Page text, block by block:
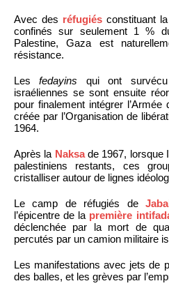
Avec des réfugiés constituant
confinés sur seulement 1 %
Palestine, Gaza est
résistance.
Lesfedayins qui ont survécu
israéliennes se sont ensuite
pour finalement intégrer
créée par l’Organisation de
1964.
Après la Naksade 1967, lorsque
palestiniens restants, ces
cristalliser autour de lignes
Le camp de réfugiés de
l’épicentre de la première
déclenchée par la mort de
percutés par un camion militaire
Les manifestations avec jets de
des balles, et les grèves par